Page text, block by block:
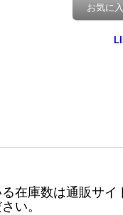
お気に
在庫数は通販サ
い。